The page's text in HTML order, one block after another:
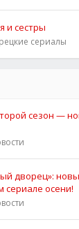
и сестры
сериалы
сезон —
дворец»:
сериале осени!